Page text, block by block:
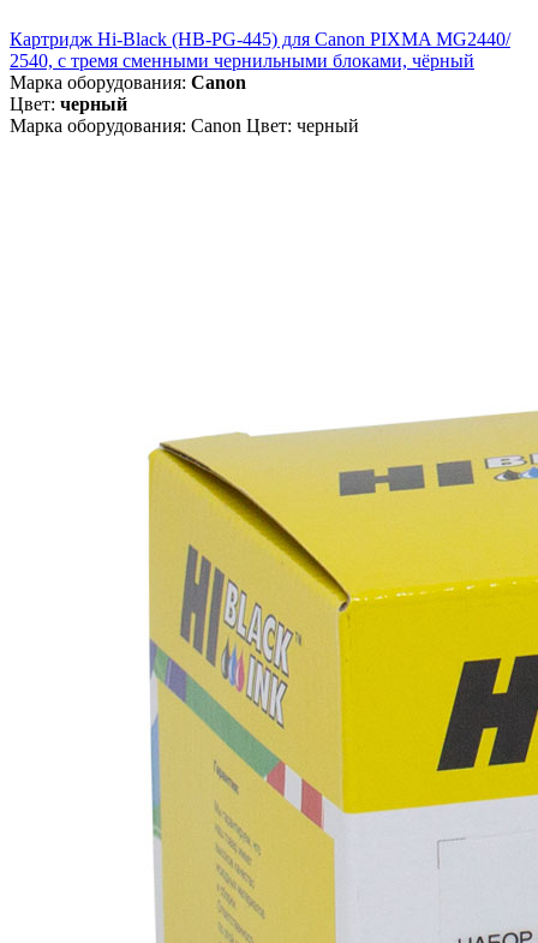
Картридж Hi-Black (HB-PG-445) для Canon PIXMA MG2440/
2540, с тремя сменными чернильными блоками, чёрный
Марка оборудования: Canon
Цвет: черный
Марка оборудования: Canon Цвет: черный